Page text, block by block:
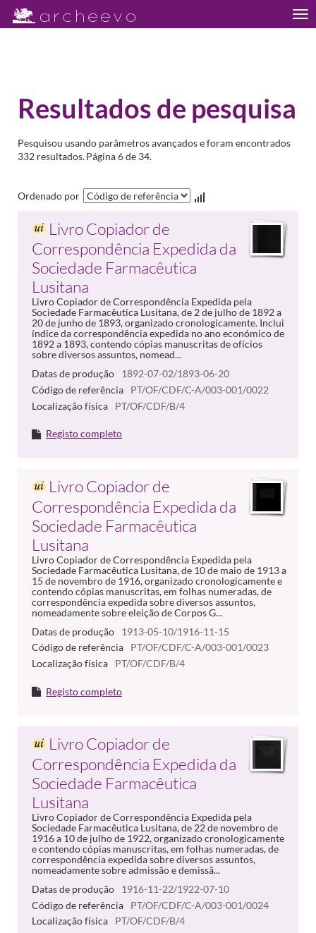
Resultados de pesquisa
Pesquisou usando parâmetros avançados e foram encontrados
332 resultados.Página 6 de 34.
Ordenado por
Livro Copiador de
Correspondência Expedida da
Sociedade Farmacêutica
Lusitana
Livro Copiador de Correspondência Expedida pela
Sociedade Farmacêutica Lusitana, de 2 de julho de 1892 a
20 de junho de 1893, organizado cronologicamente. Inclui
índice da correspondência expedida no ano económico de
1892 a 1893, contendo cópias manuscritas de ofícios
sobre diversos assuntos, nomead...
Datas de produção
1892-07-02/1893-06-20
Código de referência
PT/OF/CDF/C-A/003-001/0022
Localização física
PT/OF/CDF/B/4
Registo completo
Livro Copiador de
Correspondência Expedida da
Sociedade Farmacêutica
Lusitana
Livro Copiador de Correspondência Expedida pela
Sociedade Farmacêutica Lusitana, de 10 de maio de 1913 a
15 de novembro de 1916, organizado cronologicamente e
contendo cópias manuscritas, em folhas numeradas, de
correspondência expedida sobre diversos assuntos,
nomeadamente sobre eleição de Corpos G...
Datas de produção
1913-05-10/1916-11-15
Código de referência
PT/OF/CDF/C-A/003-001/0023
Localização física
PT/OF/CDF/B/4
Registo completo
Livro Copiador de
Correspondência Expedida da
Sociedade Farmacêutica
Lusitana
Livro Copiador de Correspondência Expedida pela
Sociedade Farmacêutica Lusitana, de 22 de novembro de
1916 a 10 de julho de 1922, organizado cronologicamente
e contendo cópias manuscritas, em folhas numeradas, de
correspondência expedida sobre diversos assuntos,
nomeadamente sobre admissão e demissã...
Datas de produção
1916-11-22/1922-07-10
Código de referência
PT/OF/CDF/C-A/003-001/0024
Localização física
PT/OF/CDF/B/4